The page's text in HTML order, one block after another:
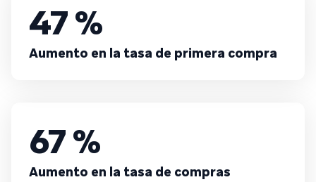
47 %
Aumento en la tasa de primera compra
67 %
Aumento en la tasa de compras